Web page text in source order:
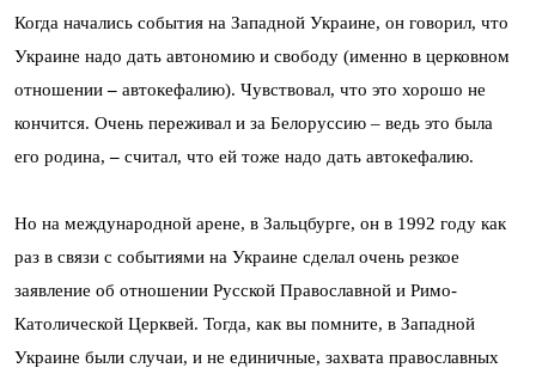
Когда начались события на Западной Украине, он говорил, что
Украине надо дать автономию и свободу (именно в церковном
отношении– автокефалию). Чувствовал, что это хорошо не
кончится. Очень переживал и за Белоруссию – ведь это была
его родина,– считал, что ей тоже надо дать автокефалию.
Но на международной арене, в Зальцбурге, он в 1992 году как
раз в связи с событиями на Украине сделал очень резкое
заявление об отношении Русской Православной и Римо-
Католической Церквей. Тогда, как вы помните, в Западной
Украине были случаи, и не единичные, захвата православных